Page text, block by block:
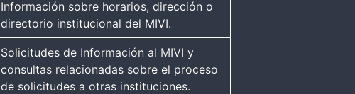
Información sobre horarios, dirección o
directorio institucional del MIVI.
Solicitudes de Información al MIVI y
consultas relacionadas sobre el proceso
de solicitudes a otras instituciones.